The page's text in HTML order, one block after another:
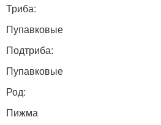
Триба:
Пупавковые
Подтриба:
Пупавковые
Род:
Пижма